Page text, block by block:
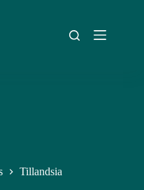
Tillandsia